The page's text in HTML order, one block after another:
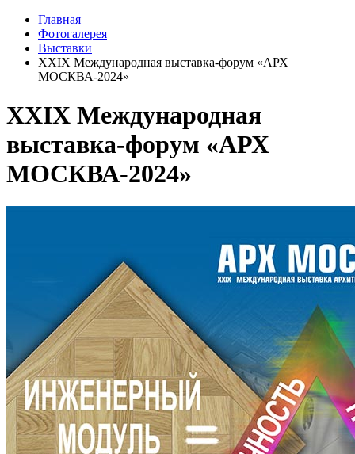
Главная
Фотогалерея
Выставки
XXIX Международная выставка-форум «АРХ
МОСКВА-2024»
XXIX Международная
выставка-форум «АРХ
МОСКВА-2024»